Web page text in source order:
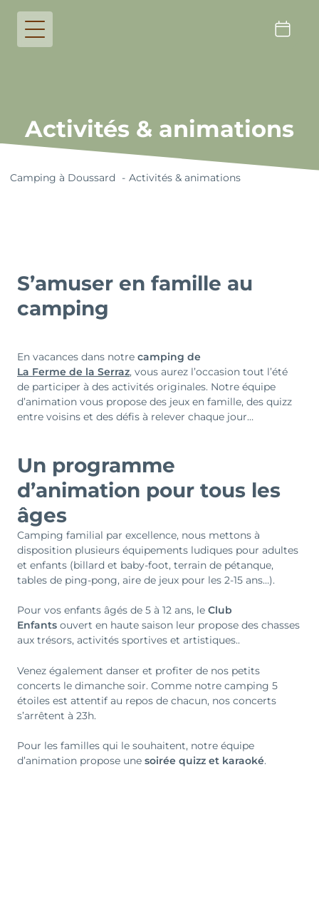
Activités & animations
Camping à Doussard Activités & animations
S’amuser en famille au
camping
En vacances dans notre camping de
La Ferme de la Serraz, vous aurez l’occasion tout l’été
de participer à des activités originales. Notre équipe
d’animation vous propose des jeux en famille, des quizz
entre voisins et des défis à relever chaque jour…
Un programme
d’animation pour tous les
âges
Camping familial par excellence, nous mettons à
disposition plusieurs équipements ludiques pour adultes
et enfants (billard et baby-foot, terrain de pétanque,
tables de ping-pong, aire de jeux pour les 2-15 ans…).
Pour vos enfants âgés de 5 à 12 ans, le Club
Enfants ouvert en haute saison leur propose des chasses
aux trésors, activités sportives et artistiques..
Venez également danser et profiter de nos petits
concerts le dimanche soir. Comme notre camping 5
étoiles est attentif au repos de chacun, nos concerts
s’arrêtent à 23h.
Pour les familles qui le souhaitent, notre équipe
d’animation propose une soirée quizz et karaoké.